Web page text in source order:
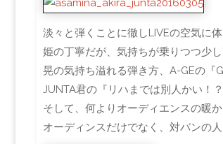
淡々と弾くことに徹しLIVEの空気に体
姫の丁寧だが、気持ちが乗りつつ少し
晃の気持ち溢れる弾き方、A-GEの『
JUNTA君の『リハまでは別人かい！
そして、何よりオーディエンスの暖
オーディンスだけでなく、対バンの